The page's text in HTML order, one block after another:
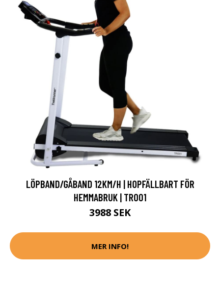
LÖPBAND/GÅBAND 12KM/H | HOPFÄLLBART FÖR
HEMMABRUK | TR001
3988 SEK
MER INFO!